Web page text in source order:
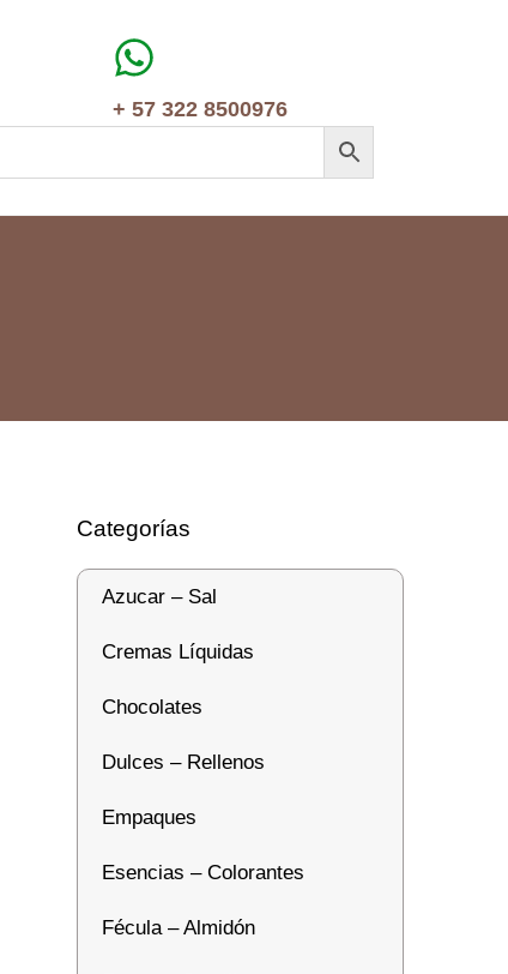
+ 57 322 8500976
Categorías
Azucar – Sal
Cremas Líquidas
Chocolates
Dulces – Rellenos
Empaques
Esencias – Colorantes
Fécula – Almidón